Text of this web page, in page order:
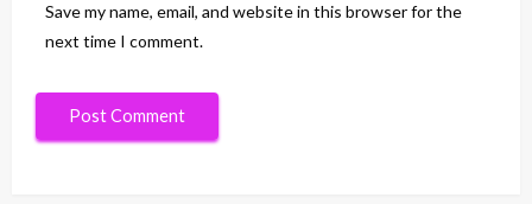
Save my name, email, and website in this browser for the
next time I comment.